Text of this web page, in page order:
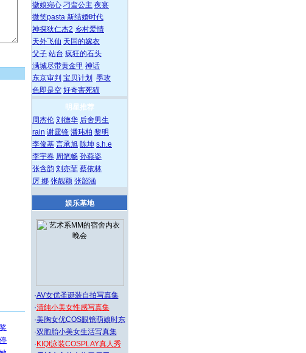
徽娘宛心 刁蛮公主 夜宴
微笑pasta 新结婚时代
神探狄仁杰2 乡村爱情
天外飞仙 天国的嫁衣
父子 站台 疯狂的石头
满城尽带黄金甲 神话
东京审判 宝贝计划
墨攻
色即是空 好奇害死猫
明星推荐
周杰伦 刘德华 后舍男生
rain 谢霆锋 潘玮柏 黎明
李俊基 言承旭 陈坤 s.h.e
李宇春 周笔畅 孙燕姿
张含韵 刘亦菲 蔡依林
厉 娜 张靓颖 张韶涵
娱乐基地
·AV女优圣诞装自拍写真集
·清纯小美女性感写真集
·美胸女优COS眼镜萌娘时东
·双胞胎小美女生活写真集
· KIQI泳装COSPLAY真人秀